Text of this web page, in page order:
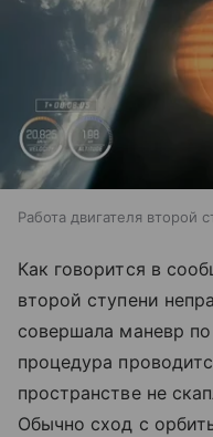
Работа двигателя второй
Как говорится в
второй ступени
совершала маневр
процедура
пространстве не
Обычно сход с